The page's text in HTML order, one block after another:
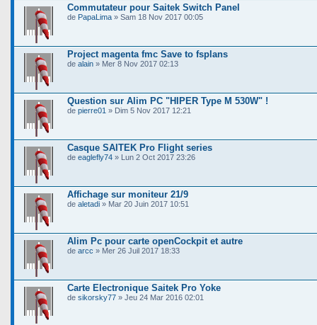
Commutateur pour Saitek Switch Panel
de PapaLima » Sam 18 Nov 2017 00:05
Project magenta fmc Save to fsplans
de alain » Mer 8 Nov 2017 02:13
Question sur Alim PC "HIPER Type M 530W" !
de pierre01 » Dim 5 Nov 2017 12:21
Casque SAITEK Pro Flight series
de eaglefly74 » Lun 2 Oct 2017 23:26
Affichage sur moniteur 21/9
de aletadi » Mar 20 Juin 2017 10:51
Alim Pc pour carte openCockpit et autre
de arcc » Mer 26 Juil 2017 18:33
Carte Electronique Saitek Pro Yoke
de sikorsky77 » Jeu 24 Mar 2016 02:01